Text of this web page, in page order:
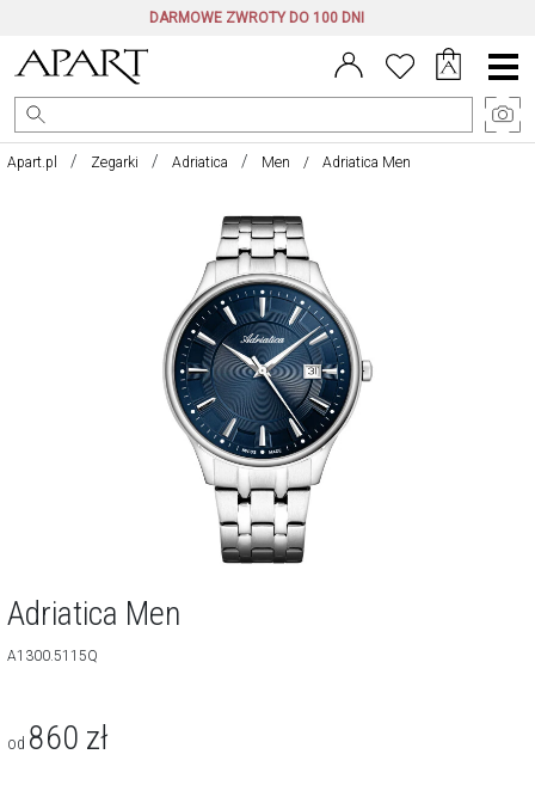
DARMOWE ZWROTY DO 100 DNI
Menu
główne
Apart.pl Zegarki Adriatica Men Adriatica Men
Adriatica Men
A1300.5115Q
od 860 zł